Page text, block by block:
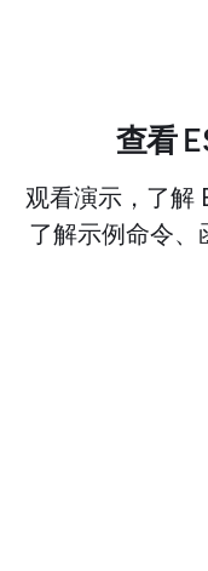
查看
观看演示，了解
了解示例命令、